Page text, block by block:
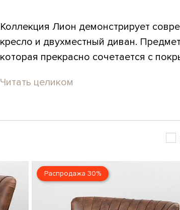
Коллекция Лион демонстрирует
кресло и двухместный диван.
которая прекрасно сочетается с
Читать целиком
Распродажа 30%